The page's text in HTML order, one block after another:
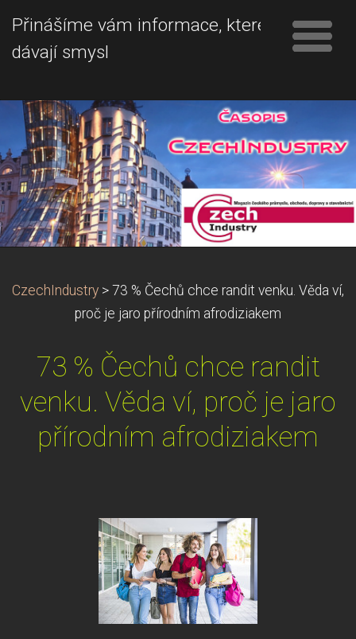
Přinášíme vám informace, které
dávají smysl
CzechIndustry > 73 % Čechů chce randit venku. Věda ví,
proč je jaro přírodním afrodiziakem
73 % Čechů chce randit
venku. Věda ví, proč je jaro
přírodním afrodiziakem